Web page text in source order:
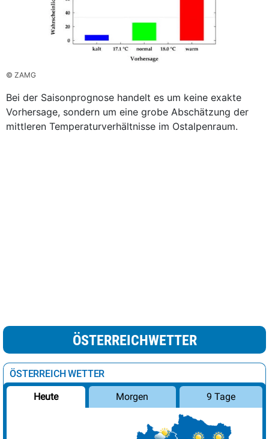
© ZAMG
Bei der Saisonprognose handelt es um keine exakte
Vorhersage, sondern um eine grobe Abschätzung der
mittleren Temperaturverhältnisse im Ostalpenraum.
ÖSTERREICHWETTER
ÖSTERREICH WETTER
Heute Morgen 9 Tage